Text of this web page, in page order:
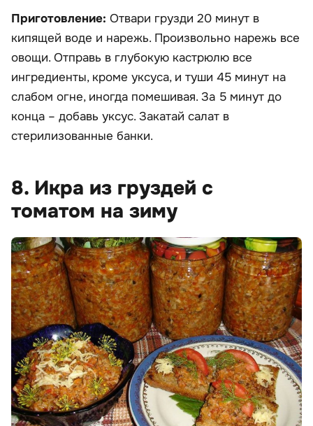
Приготовление: Отвари грузди 20 минут в
кипящей воде и нарежь. Произвольно нарежь все
овощи. Отправь в глубокую кастрюлю все
ингредиенты, кроме уксуса, и туши 45 минут на
слабом огне, иногда помешивая. За 5 минут до
конца – добавь уксус. Закатай салат в
стерилизованные банки.
8. Икра из груздей с
томатом на зиму